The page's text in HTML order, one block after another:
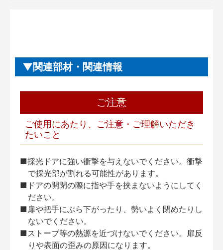
関連部材・関連情報
ご注意
ご使用にあたり、ご注意・ご理解いただき
たいこと
■採光ドアに強い衝撃を与えないでください。衝撃
で採光部が割れる可能性があります。
■ドアの開閉の際に指や手を挟まないようにしてく
ださい。
■扉や把手にぶら下がったり、勢いよく閉めたりし
ないでください。
■ストーブ等の熱源を近づけないでください。扉反
りや表面の歪みの原因になります。